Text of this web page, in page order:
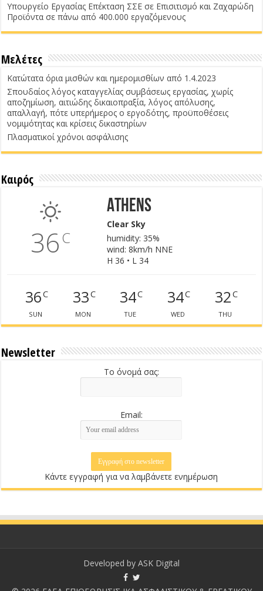
Υπουργείο Εργασίας Επέκταση ΣΣΕ σε Επισιτισμό και Ζαχαρώδη
Προϊόντα σε πάνω από 400.000 εργαζόμενους
Μελέτες
Κατώτατα όρια μισθών και ημερομισθίων από 1.4.2023
Σπουδαίος λόγος καταγγελίας συμβάσεως εργασίας, χωρίς
αποζημίωση, αιτιώδης δικαιοπραξία, λόγος απόλυσης,
απαλλαγή, πότε υπερήμερος ο εργοδότης, προϋποθέσεις
νομιμότητας και κρίσεις δικαστηρίων
Πλασματικοί χρόνοι ασφάλισης
Καιρός
36C
Athens
Clear Sky
humidity: 35%
wind: 8km/h NNE
H 36 • L 34
36C
SUN
33C
MON
34C
TUE
34C
WED
32C
THU
Newsletter
Το όνομά σας:
Email:
Κάντε εγγραφή για να λαμβάνετε ενημέρωση
Developed by ASK Digital